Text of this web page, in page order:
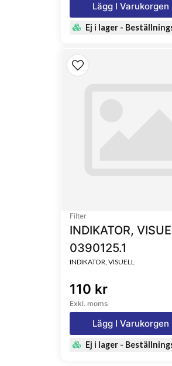
Lägg I Varukorgen
Ej i lager -
Filter
INDIKATOR,
0390125.1
INDIKATOR, VISUELL
110 kr
Exkl. moms
Lägg I Varukorgen
Ej i lager -